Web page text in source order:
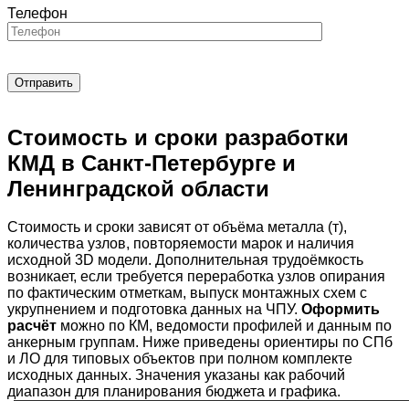
Телефон
Стоимость и сроки разработки
КМД в Санкт-Петербурге и
Ленинградской области
Стоимость и сроки зависят от объёма металла (т),
количества узлов, повторяемости марок и наличия
исходной 3D модели. Дополнительная трудоёмкость
возникает, если требуется переработка узлов опирания
по фактическим отметкам, выпуск монтажных схем с
укрупнением и подготовка данных на ЧПУ. Оформить
расчёт можно по КМ, ведомости профилей и данным по
анкерным группам. Ниже приведены ориентиры по СПб
и ЛО для типовых объектов при полном комплекте
исходных данных. Значения указаны как рабочий
диапазон для планирования бюджета и графика.